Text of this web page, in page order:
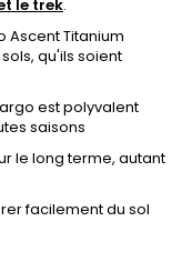
le trek.
Ascent Titanium
qu'ils soient
est polyvalent
saisons
le long terme, autant
facilement du sol